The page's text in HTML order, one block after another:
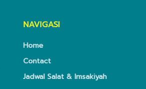
NAVIGASI
Home
Contact
Jadwal Salat & Imsakiyah